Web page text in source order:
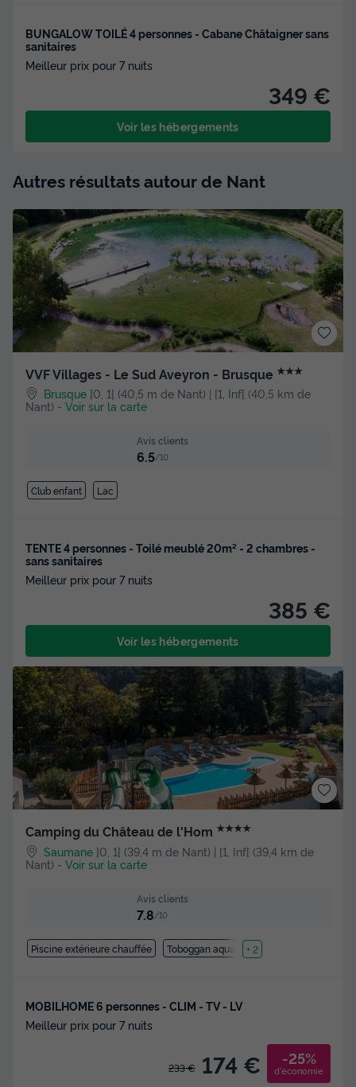
BUNGALOW TOILÉ 4 personnes - Cabane Châtaigner sans
sanitaires
Meilleur prix pour 7 nuits
349 €
Voir les hébergements
Autres résultats autour de Nant
VVF Villages - Le Sud Aveyron - Brusque ★★★
Brusque ]0, 1[ (40,5 m de Nant) | [1, Inf[ (40,5 km de
Nant) - Voir sur la carte
Avis clients
6.5/10
Club enfant Lac
TENTE 4 personnes - Toilé meublé 20m² - 2 chambres -
sans sanitaires
Meilleur prix pour 7 nuits
385 €
Voir les hébergements
Camping du Château de l'Hom ★★★★
Saumane ]0, 1[ (39,4 m de Nant) | [1, Inf[ (39,4 km de
Nant) - Voir sur la carte
Avis clients
7.8/10
Piscine extérieure chauffée Toboggan aquatique
+ 2
MOBILHOME 6 personnes - CLIM - TV - LV
Meilleur prix pour 7 nuits
233 € 174 € -25%
d'économie